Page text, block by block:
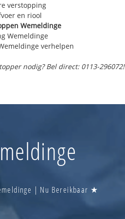
verstopping
en riool
Wemeldinge
Wemeldinge
verhelpen
nodig? Bel direct: 0113-296072!
| Nu Bereikbaar ★